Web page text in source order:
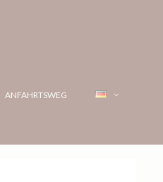
ANFAHRTSWEG